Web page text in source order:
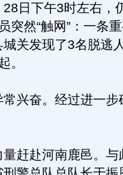
日下午3时左右，
突然“触网”：一条
关发现了3名脱逃
。
奋。经过进一步
赴河南鹿邑。与